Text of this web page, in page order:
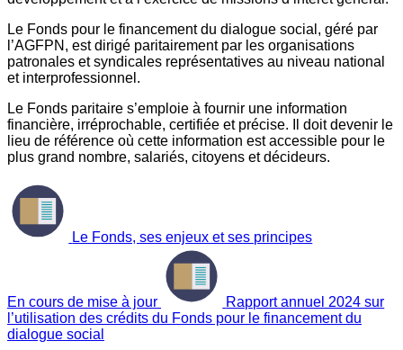
Le Fonds pour le financement du dialogue social, géré par
l’AGFPN, est dirigé paritairement par les organisations
patronales et syndicales représentatives au niveau national
et interprofessionnel.
Le Fonds paritaire s’emploie à fournir une information
financière, irréprochable, certifiée et précise. Il doit devenir le
lieu de référence où cette information est accessible pour le
plus grand nombre, salariés, citoyens et décideurs.
Le Fonds, ses enjeux et ses principes
En cours de mise à jour
Rapport annuel 2024 sur
l’utilisation des crédits du Fonds pour le financement du
dialogue social